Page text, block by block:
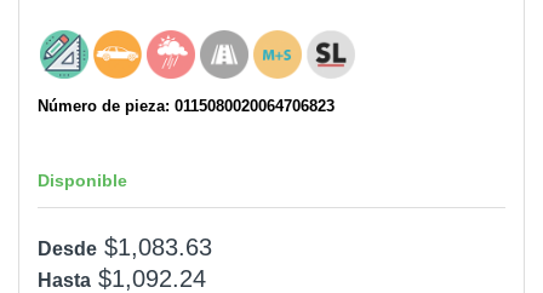
Número de pieza: 0115080020064706823
Disponible
Desde $1,083.63
Hasta $1,092.24